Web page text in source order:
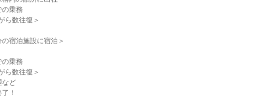
の乗務
ら数往復＞
宿泊施設に宿泊＞
乗務
ら数往復＞
など
！